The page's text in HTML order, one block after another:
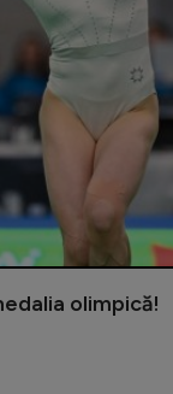
olimpică!